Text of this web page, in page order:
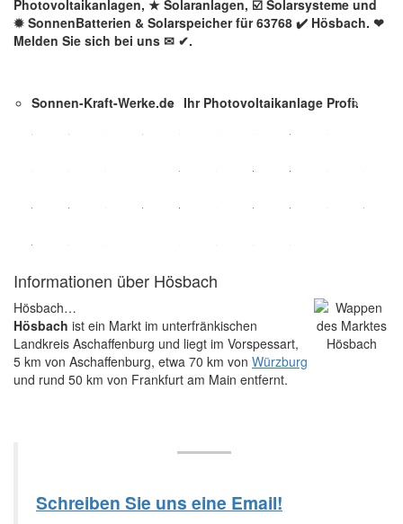
Photovoltaikanlagen, ★ Solaranlagen, ☑️ Solarsysteme und
✹ SonnenBatterien & Solarspeicher für 63768 ✔️ Hösbach. ❤
Melden Sie sich bei uns ✉ ✔.
Sonnen-Kraft-Werke.de Ihr Photovoltaikanlage Profi.
Informationen über Hösbach
Hösbach…
Hösbach ist ein Markt im unterfränkischen
Landkreis Aschaffenburg und liegt im Vorspessart,
5 km von Aschaffenburg, etwa 70 km von Würzburg
und rund 50 km von Frankfurt am Main entfernt.
Schreiben Sie uns eine Email!